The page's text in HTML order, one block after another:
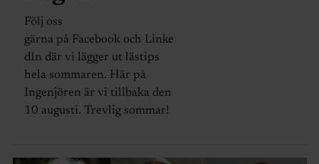
Följ oss
gärna på Facebook och Linke
dIn där vi lägger ut lästips
hela sommaren. Här på
Ingenjören är vi tillbaka den
10 augusti. Trevlig sommar!